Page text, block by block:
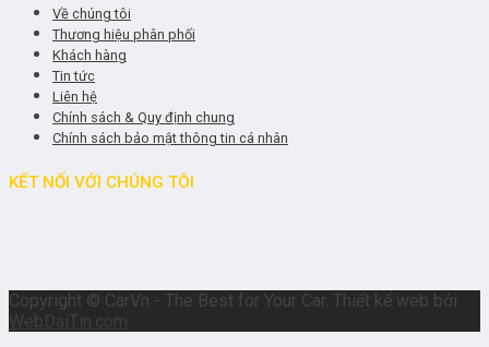
Về chúng tôi
Thương hiệu phân phối
Khách hàng
Tin tức
Liên hệ
Chính sách & Quy định chung
Chính sách bảo mật thông tin cá nhân
KẾT NỐI VỚI CHÚNG TÔI
Copyright © CarVn - The Best for Your Car. Thiết kế web bởi
WebDaiTin.com